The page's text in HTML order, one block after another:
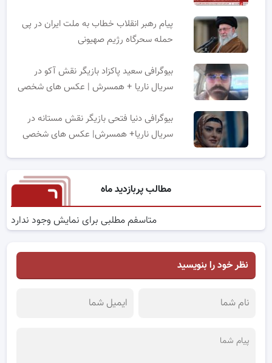
پیام رهبر انقلاب خطاب به ملت ایران در پی
حمله سحرگاه رژیم صهیونی
بیوگرافی سعید پاکزاد بازیگر نقش آکو در
سریال ناریا + همسرش | عکس های شخصی
بیوگرافی دنیا فتحی بازیگر نقش مستانه در
سریال ناریا+ همسرش| عکس های شخصی
مطالب پربازدید ماه
متاسفم مطلبی برای نمایش وجود ندارد
نظر خود را بنویسید